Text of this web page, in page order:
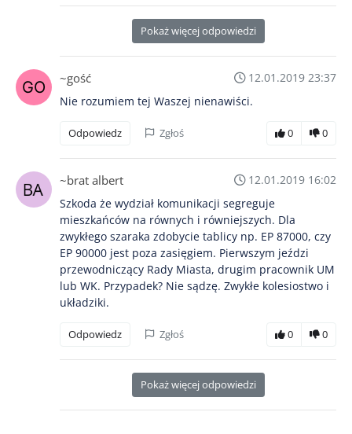
Pokaż więcej odpowiedzi
~gość
12.01.2019 23:37
Nie rozumiem tej Waszej nienawiści.
Odpowiedz Zgłoś 0 0
~brat albert
12.01.2019 16:02
Szkoda że wydział komunikacji segreguje
mieszkańców na równych i równiejszych. Dla
zwykłego szaraka zdobycie tablicy np. EP 87000, czy
EP 90000 jest poza zasięgiem. Pierwszym jeździ
przewodniczący Rady Miasta, drugim pracownik UM
lub WK. Przypadek? Nie sądzę. Zwykłe kolesiostwo i
układziki.
Odpowiedz Zgłoś 0 0
Pokaż więcej odpowiedzi